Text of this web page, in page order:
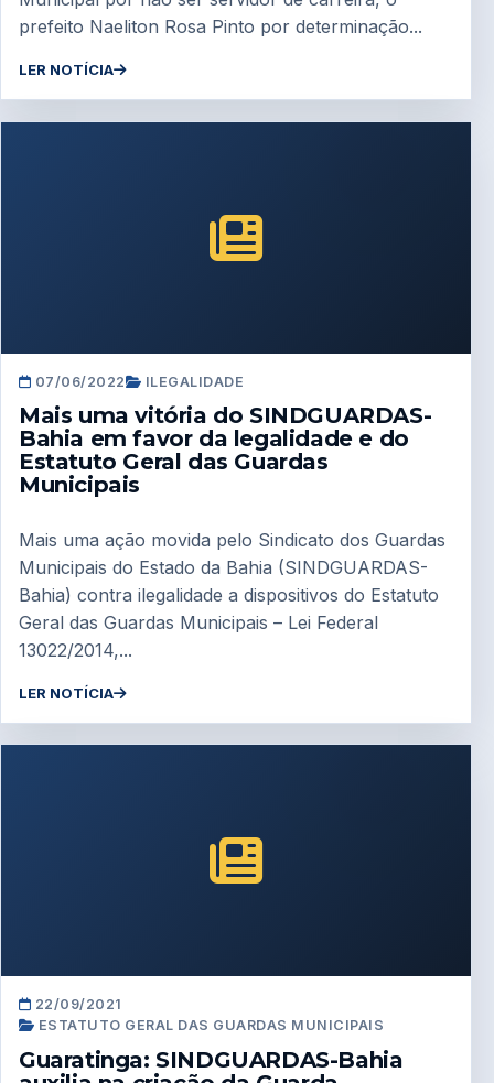
prefeito Naeliton Rosa Pinto por determinação...
LER NOTÍCIA
07/06/2022 ILEGALIDADE
Mais uma vitória do SINDGUARDAS-
Bahia em favor da legalidade e do
Estatuto Geral das Guardas
Municipais
Mais uma ação movida pelo Sindicato dos Guardas
Municipais do Estado da Bahia (SINDGUARDAS-
Bahia) contra ilegalidade a dispositivos do Estatuto
Geral das Guardas Municipais – Lei Federal
13022/2014,...
LER NOTÍCIA
22/09/2021
ESTATUTO GERAL DAS GUARDAS MUNICIPAIS
Guaratinga: SINDGUARDAS-Bahia